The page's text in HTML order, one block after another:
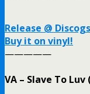
Release @ Discogs
Buy it on vinyl!
—————
VA – Slave To